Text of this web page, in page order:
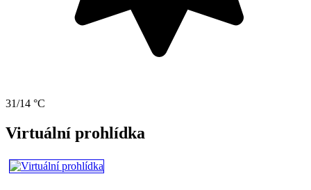
31/14 °C
Virtuální prohlídka